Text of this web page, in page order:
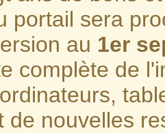
portail sera
au 1er
complète de
de nouvelles